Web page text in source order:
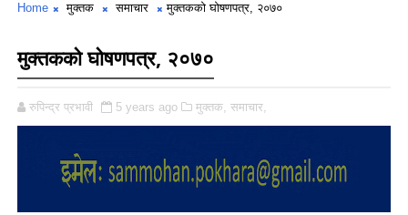
Home मुक्तक समाचार मुक्तकको घोषणपत्र, २०७०
मुक्तकको घोषणपत्र, २०७०
रुपिन्द्र प्रभावी 5 years ago मुक्तक, समाचार,